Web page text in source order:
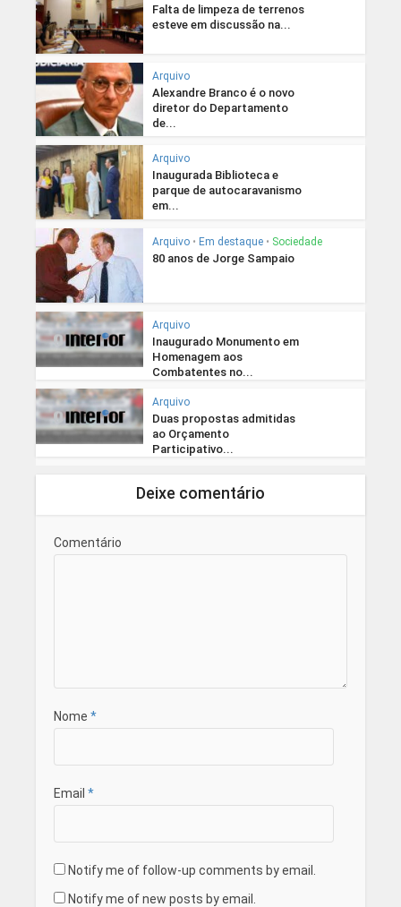
Falta de limpeza de terrenos
esteve em discussão na...
Arquivo
Alexandre Branco é o novo
diretor do Departamento
de...
Arquivo
Inaugurada Biblioteca e
parque de autocaravanismo
em...
Arquivo • Em destaque • Sociedade
80 anos de Jorge Sampaio
Arquivo
Inaugurado Monumento em
Homenagem aos
Combatentes no...
Arquivo
Duas propostas admitidas
ao Orçamento
Participativo...
Deixe comentário
Comentário
Nome *
Email *
Notify me of follow-up comments by email.
Notify me of new posts by email.